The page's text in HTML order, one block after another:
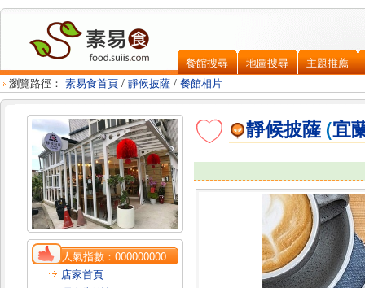
餐館搜尋 地圖搜尋
主題推薦
瀏覽路徑： 素易食首頁 / 靜候披薩 / 餐館相片
人氣指數：000000000
店家首頁
靜候披薩 (宜